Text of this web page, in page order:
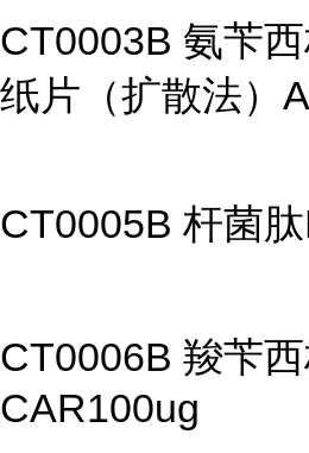
CT0003B 氨苄
纸片（扩散法）
CT0005B 杆菌
CT0006B 羧苄
CAR100ug